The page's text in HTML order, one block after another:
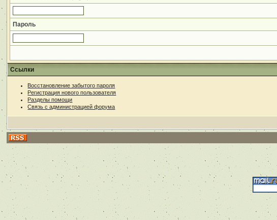
Пароль
Ссылки
Восстановление забытого пароля
Регистрация нового пользователя
Разделы помощи
Связь с администрацией форума